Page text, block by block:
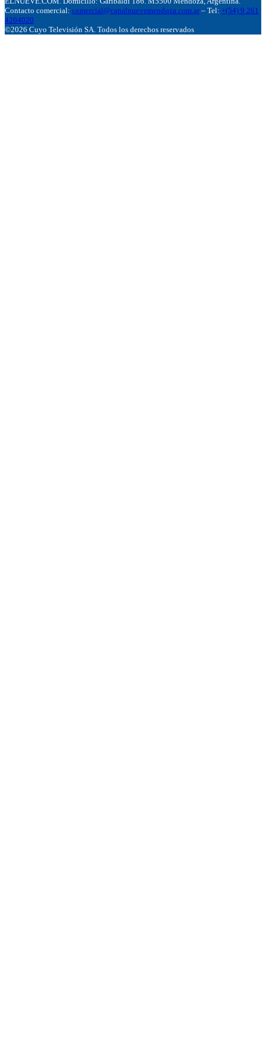
Contacto comercial: comercial@canalnuevemendoza.com.ar – Tel: +(54) 9 261
4204020
©2026 Cuyo Televisión SA. Todos los derechos reservados